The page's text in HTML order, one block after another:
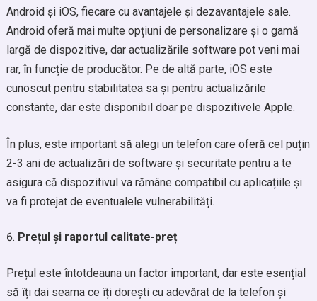
Android și iOS, fiecare cu avantajele și dezavantajele sale.
Android oferă mai multe opțiuni de personalizare și o gamă
largă de dispozitive, dar actualizările software pot veni mai
rar, în funcție de producător. Pe de altă parte, iOS este
cunoscut pentru stabilitatea sa și pentru actualizările
constante, dar este disponibil doar pe dispozitivele Apple.
În plus, este important să alegi un telefon care oferă cel puțin
2-3 ani de actualizări de software și securitate pentru a te
asigura că dispozitivul va rămâne compatibil cu aplicațiile și
va fi protejat de eventualele vulnerabilități.
Prețul și raportul calitate-preț
Prețul este întotdeauna un factor important, dar este esențial
să îți dai seama ce îți dorești cu adevărat de la telefon și